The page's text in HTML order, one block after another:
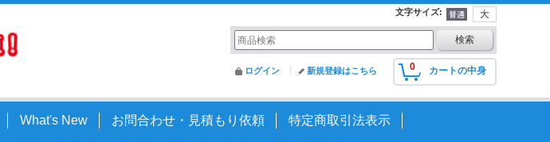
文字サイズ:
0 カートの中身
ログイン 新規登録はこちら
What's New お問合わせ・見積もり依頼 特定商取引法表示